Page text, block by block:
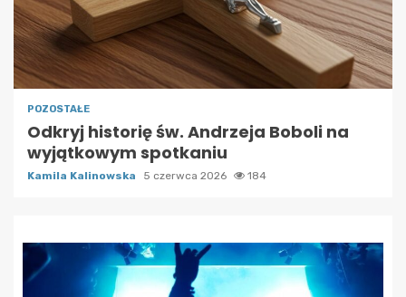
POZOSTAŁE
Odkryj historię św. Andrzeja Boboli na
wyjątkowym spotkaniu
Kamila Kalinowska 5 czerwca 2026 184